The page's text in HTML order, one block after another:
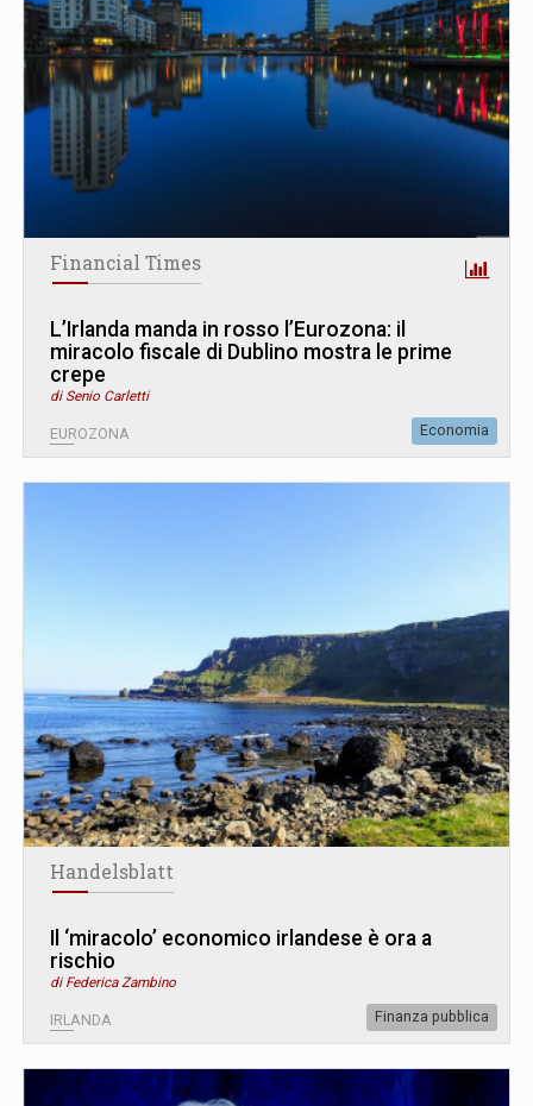
Financial Times
L’Irlanda manda in rosso l’Eurozona: il
miracolo fiscale di Dublino mostra le prime
crepe
di Senio Carletti
EUROZONA Economia
Handelsblatt
Il ‘miracolo’ economico irlandese è ora a
rischio
di Federica Zambino
IRLANDA Finanza pubblica